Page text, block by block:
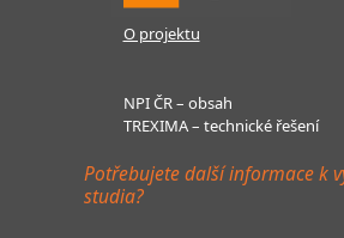
O projektu
NPI ČR – obsah
TREXIMA – technické řešení
Potřebujete další informace k
studia?